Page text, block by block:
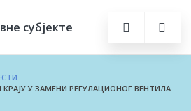
У ЗАМЕНИ РЕГУЛАЦИОНОГ ВЕНТИЛА.